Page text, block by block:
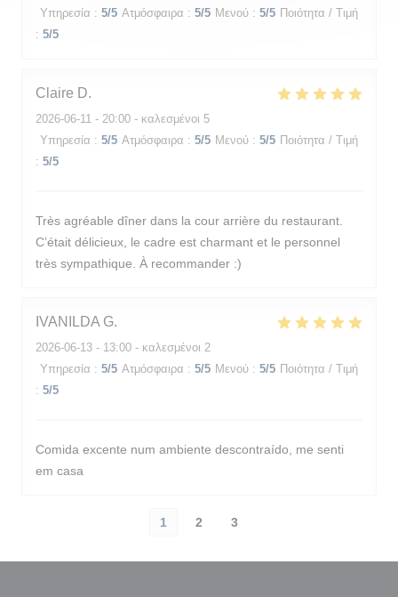
Υπηρεσία : 5/5 Ατμόσφαιρα : 5/5 Μενού : 5/5 Ποιότητα / Τιμή
: 5/5
Claire D
2026-06-11 - 20:00 - καλεσμένοι 5
Υπηρεσία : 5/5 Ατμόσφαιρα : 5/5 Μενού : 5/5 Ποιότητα / Τιμή
: 5/5
Très agréable dîner dans la cour arrière du restaurant.
C’était délicieux, le cadre est charmant et le personnel
très sympathique. À recommander :)
IVANILDA G
2026-06-13 - 13:00 - καλεσμένοι 2
Υπηρεσία : 5/5 Ατμόσφαιρα : 5/5 Μενού : 5/5 Ποιότητα / Τιμή
: 5/5
Comida excente num ambiente descontraído, me senti
em casa
1 2 3